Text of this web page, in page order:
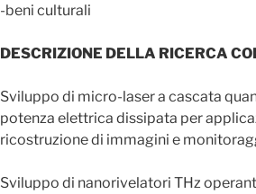
-beni culturali
DESCRIZIONE DELLA RICERCA
Sviluppo di micro-laser a cascata
potenza elettrica dissipata per
ricostruzione di immagini e
Sviluppo di nanorivelatori THz